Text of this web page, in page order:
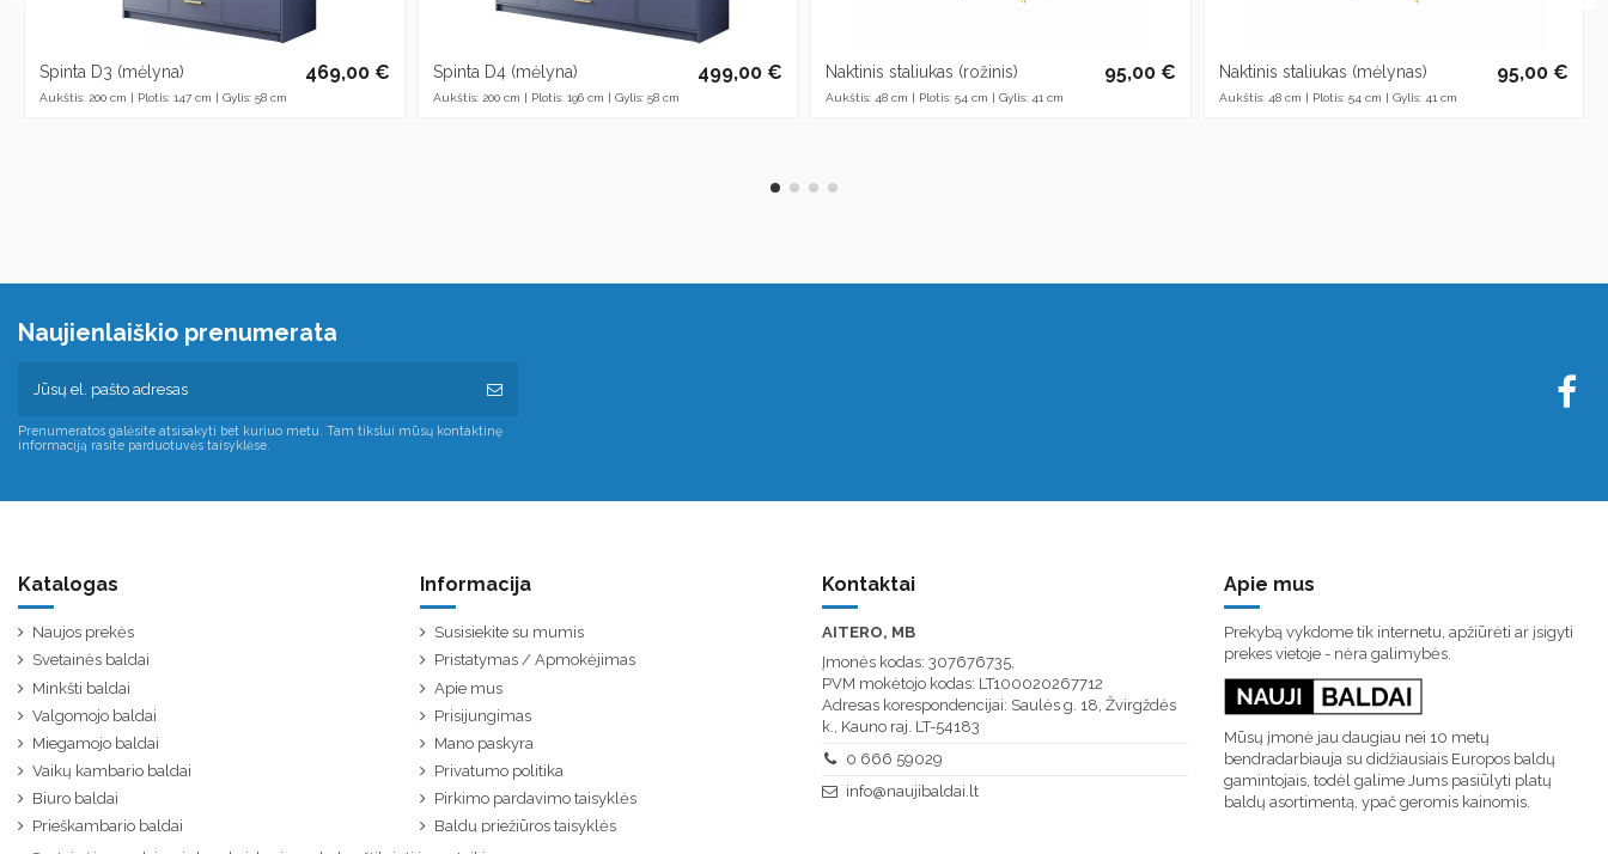
Spinta D3 (mėlyna)
Aukštis: 200 cm | Plotis: 147 cm | Gylis: 58 cm
469,00 € Spinta D4 (mėlyna)
Aukštis: 200 cm | Plotis: 196 cm | Gylis: 58 cm
499,00 € Naktinis staliukas (rožinis)
Aukštis: 48 cm | Plotis: 54 cm | Gylis: 41 cm
95,00 € Naktinis staliukas (mėlynas)
Aukštis: 48 cm | Plotis: 54 cm | Gylis: 41 cm
95,00 €
Naujienlaiškio prenumerata
Prenumeratos galėsite atsisakyti bet kuriuo metu. Tam tikslui mūsų kontaktinę
informaciją rasite parduotuvės taisyklėse.
Katalogas
Naujos prekės
Svetainės baldai
Minkšti baldai
Valgomojo baldai
Miegamojo baldai
Vaikų kambario baldai
Biuro baldai
Prieškambario baldai
Informacija
Susisiekite su mumis
Pristatymas / Apmokėjimas
Apie mus
Prisijungimas
Mano paskyra
Privatumo politika
Pirkimo pardavimo taisyklės
Baldų priežiūros taisyklės
Kontaktai
AITERO, MB
Įmonės kodas: 307676735,
PVM mokėtojo kodas: LT100020267712
Adresas korespondencijai: Saulės g. 18, Žvirgždės
k., Kauno raj. LT-54183
0 666 59029
info@naujibaldai.lt
Apie mus
Prekybą vykdome tik internetu, apžiūrėti ar įsigyti
prekes vietoje - nėra galimybės.
Mūsų įmonė jau daugiau nei 10 metų
bendradarbiauja su didžiausiais Europos baldų
gamintojais, todėl galime Jums pasiūlyti platų
baldų asortimentą, ypač geromis kainomis.